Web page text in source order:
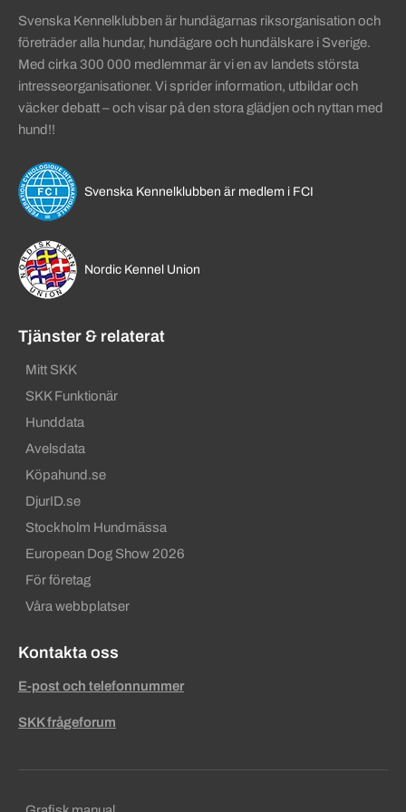
Svenska Kennelklubben är hundägarnas riksorganisation och
företräder alla hundar, hundägare och hundälskare i Sverige.
Med cirka 300 000 medlemmar är vi en av landets största
intresseorganisationer. Vi sprider information, utbildar och
väcker debatt – och visar på den stora glädjen och nyttan med
hund!!
Svenska Kennelklubben är medlem i FCI
Nordic Kennel Union
Tjänster & relaterat
Mitt SKK
SKK Funktionär
Hunddata
Avelsdata
Köpahund.se
DjurID.se
Stockholm Hundmässa
European Dog Show 2026
För företag
Våra webbplatser
Kontakta oss
E-post och telefonnummer
SKK frågeforum
Sekundära sidfotslänkar